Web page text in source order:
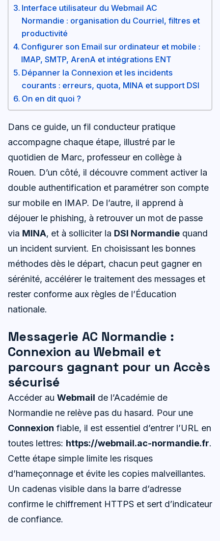
Interface utilisateur du Webmail AC
Normandie : organisation du Courriel, filtres et
productivité
Configurer son Email sur ordinateur et mobile :
IMAP, SMTP, ArenA et intégrations ENT
Dépanner la Connexion et les incidents
courants : erreurs, quota, MINA et support DSI
On en dit quoi ?
Dans ce guide, un fil conducteur pratique
accompagne chaque étape, illustré par le
quotidien de Marc, professeur en collège à
Rouen. D’un côté, il découvre comment activer la
double authentification et paramétrer son compte
sur mobile en IMAP. De l’autre, il apprend à
déjouer le phishing, à retrouver un mot de passe
via MINA, et à solliciter la DSI Normandie quand
un incident survient. En choisissant les bonnes
méthodes dès le départ, chacun peut gagner en
sérénité, accélérer le traitement des messages et
rester conforme aux règles de l’Éducation
nationale.
Messagerie AC Normandie :
Connexion au Webmail et
parcours gagnant pour un Accès
sécurisé
Accéder au Webmail de l’Académie de
Normandie ne relève pas du hasard. Pour une
Connexion fiable, il est essentiel d’entrer l’URL en
toutes lettres: https://webmail.ac-normandie.fr.
Cette étape simple limite les risques
d’hameçonnage et évite les copies malveillantes.
Un cadenas visible dans la barre d’adresse
confirme le chiffrement HTTPS et sert d’indicateur
de confiance.